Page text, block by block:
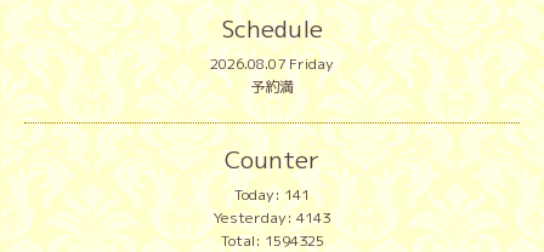
Schedule
2026.08.07 Friday
予約満
Counter
Today:141
Yesterday:4143
Total:1594325